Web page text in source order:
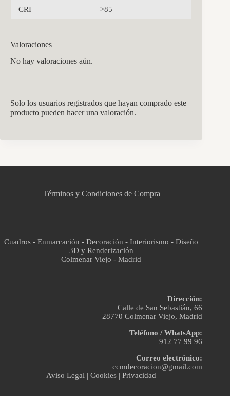
CRI >85
Valoraciones
No hay valoraciones aún.
Solo los usuarios registrados que hayan comprado este
producto pueden hacer una valoración.
Términos y Condiciones de Compra
Cuadros - Enmarcación - Decoración - Interiorismo - Diseño
3D y Renderización
Colmenar Viejo - Madrid
Dirección:
Calle de San Sebastián, 66
28770 Colmenar Viejo, Madrid
Teléfono / WhatsApp:
912 77 99 96
Correo electrónico:
ccmdecoracion@gmail.com
Aviso Legal |Cookies |Privacidad
Asistente virtual · En línea